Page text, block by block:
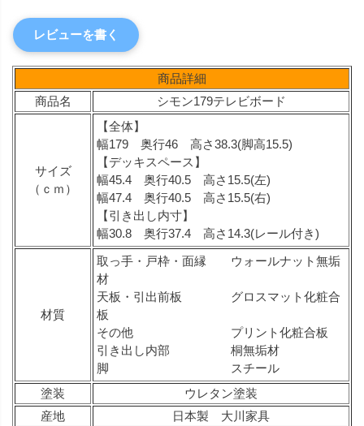
レビューを書く
商品詳細
商品名
シモン179テレビボード
サイズ
（ｃｍ）
【全体】
幅179 奥行46 高さ38.3(脚高15.5)
【デッキスペース】
幅45.4 奥行40.5 高さ15.5(左)
幅47.4 奥行40.5 高さ15.5(右)
【引き出し内寸】
幅30.8 奥行37.4 高さ14.3(レール付き)
材質
取っ手・戸枠・面縁 ウォールナット無垢
材
天板・引出前板 グロスマット化粧合
板
その他 プリント化粧合板
引き出し内部 桐無垢材
脚 スチール
塗装
ウレタン塗装
産地
日本製 大川家具